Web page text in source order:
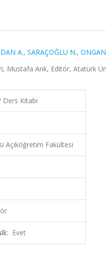
A., SARAÇOĞLU N.,
Mustafa Arık, Editör, Atatürk
Kitabı
Açıköğretim Fakültesi
Evet